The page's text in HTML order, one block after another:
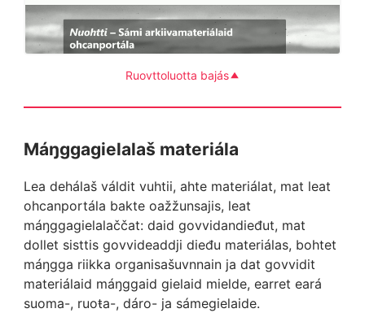
Ruovttoluotta bajás
Máŋggagielalaš materiála
Lea dehálaš váldit vuhtii, ahte materiálat, mat leat
ohcanportála bakte oažžunsajis, leat
máŋggagielalaččat: daid govvidandieđut, mat
dollet sisttis govvideaddji dieđu materiálas, bohtet
máŋgga riikka organisašuvnnain ja dat govvidit
materiálaid máŋggaid gielaid mielde, earret eará
suoma-, ruoŧa-, dáro- ja sámegielaide.